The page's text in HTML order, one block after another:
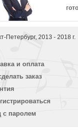
Петербург, 2013 - 2018 г.
и оплата
заказ
с паролем